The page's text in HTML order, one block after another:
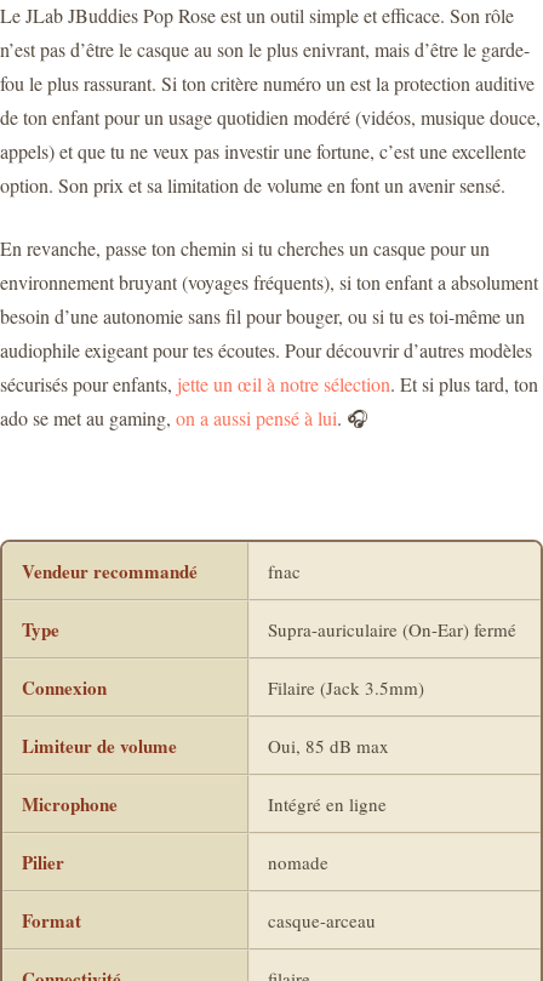
Le JLab JBuddies Pop Rose est un outil simple et efficace. Son rôle
n’est pas d’être le casque au son le plus enivrant, mais d’être le garde-
fou le plus rassurant. Si ton critère numéro un est la protection auditive
de ton enfant pour un usage quotidien modéré (vidéos, musique douce,
appels) et que tu ne veux pas investir une fortune, c’est une excellente
option. Son prix et sa limitation de volume en font un avenir sensé.
En revanche, passe ton chemin si tu cherches un casque pour un
environnement bruyant (voyages fréquents), si ton enfant a absolument
besoin d’une autonomie sans fil pour bouger, ou si tu es toi-même un
audiophile exigeant pour tes écoutes. Pour découvrir d’autres modèles
sécurisés pour enfants, jette un œil à notre sélection. Et si plus tard, ton
ado se met au gaming, on a aussi pensé à lui. 🎧
Vendeur recommandé fnac
Type Supra-auriculaire (On-Ear) fermé
Connexion Filaire (Jack 3.5mm)
Limiteur de volume Oui, 85 dB max
Microphone Intégré en ligne
Pilier nomade
Format casque-arceau